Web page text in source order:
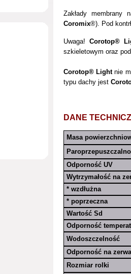
Zakłady membrany
Coromix®). Pod
Uwaga! Corotop®
szkieletowym oraz
Corotop® Lightnie
typu dachy jest
DANE
Masa
Odporność UV
Wytrzymałość na
* wzdłużna
* poprzeczna
Wartość Sd
Odporność
Wodoszczelność
Odporność na
Rozmiar rolki